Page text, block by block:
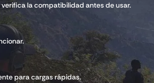
verifica la compatibilidad antes de usar.
para cargas rápidas.